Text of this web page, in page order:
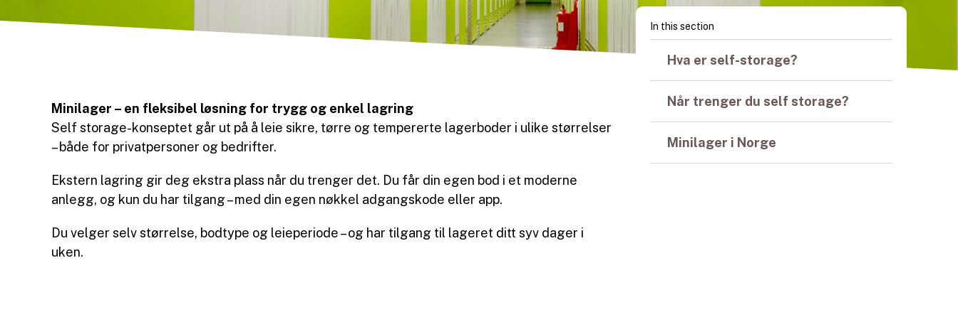
Minilager – en fleksibel løsning for trygg og enkel lagring
Self storage-konseptet går ut på å leie sikre, tørre og tempererte lagerboder i ulike størrelser
– både for privatpersoner og bedrifter.
Ekstern lagring gir deg ekstra plass når du trenger det. Du får din egen bod i et moderne
anlegg, og kun du har tilgang – med din egen nøkkel adgangskode eller app.
Du velger selv størrelse, bodtype og leieperiode – og har tilgang til lageret ditt syv dager i
uken.
In this section
Hva er self-storage?
Når trenger du self storage?
Minilager i Norge